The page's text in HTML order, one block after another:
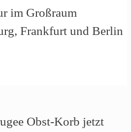
im Großraum
Frankfurt und Berlin
Obst-Korb jetzt